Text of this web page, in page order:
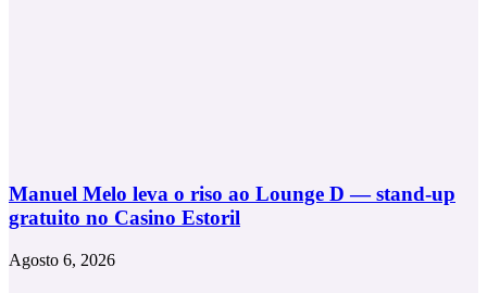
Manuel Melo leva o riso ao Lounge D — stand-up
gratuito no Casino Estoril
Agosto 6, 2026